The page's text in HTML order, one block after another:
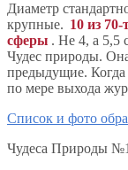
Диаметр
крупные. 10 из
сферы . Не 4, а 5,5
Чудес природы.
предыдущие. Когда
по мере выхода
Список и фото
Чудеса Природы